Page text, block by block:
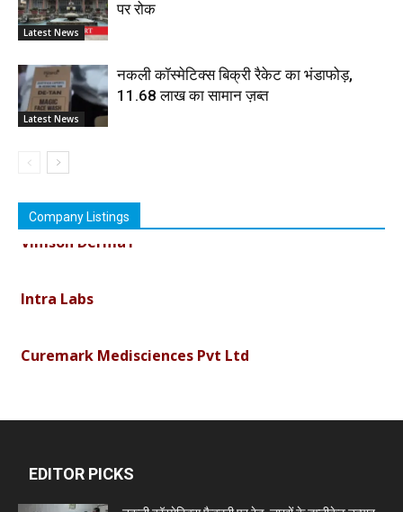
Latest News
पर रोक
Latest News
नकली कॉस्मेटिक्स बिक्री रैकेट का भंडाफोड़,
11.68 लाख का सामान ज़ब्त
Company Listings
Vimson Derma1
Intra Labs
Curemark Medisciences Pvt Ltd
EDITOR PICKS